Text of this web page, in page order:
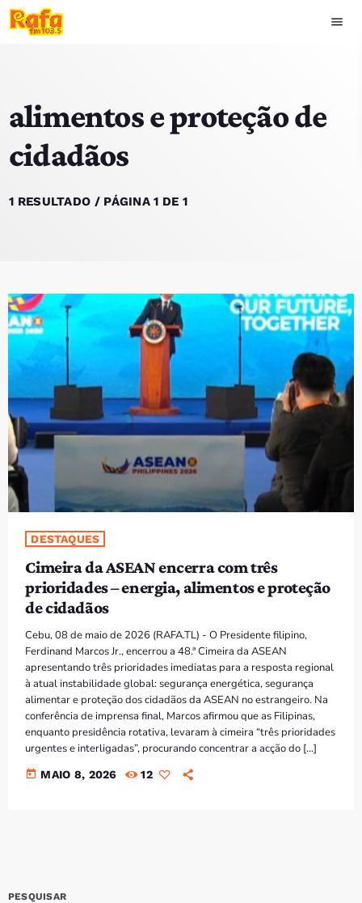
menu
play_arrow OUVIR RAFA
HOME
TOP 15
PODCASTS
PROGRAMAS
VIDEOS
EVENTOS
CONTACTOS
PORTUGUÊS
TÉTUM
PORTUGUÊS
PRÓXIMOS PROGRAMAS
alimentos e proteção de
cidadãos
1 RESULTADO / PÁGINA 1 DE 1
DESTAQUES
Cimeira da ASEAN encerra com três
prioridades – energia, alimentos e proteção
de cidadãos
Cebu, 08 de maio de 2026 (RAFA.TL) - O Presidente filipino,
Ferdinand Marcos Jr., encerrou a 48.ª Cimeira da ASEAN
apresentando três prioridades imediatas para a resposta regional
à atual instabilidade global: segurança energética, segurança
alimentar e proteção dos cidadãos da ASEAN no estrangeiro. Na
conferência de imprensa final, Marcos afirmou que as Filipinas,
enquanto presidência rotativa, levaram à cimeira “três prioridades
urgentes e interligadas”, procurando concentrar a acção do […]
today MAIO 8, 2026 12
PESQUISAR